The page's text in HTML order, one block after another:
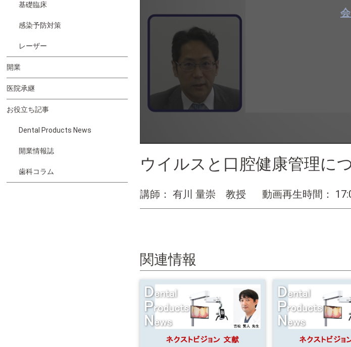
基礎臨床
感染予防対策
レーザー
開業
医院承継
お役立ち記事
Dental Products News
開業情報誌
歯科コラム ウイルスと口腔健康管理に
講師： 有川 量崇 教授 動画再生時間：
関連情報